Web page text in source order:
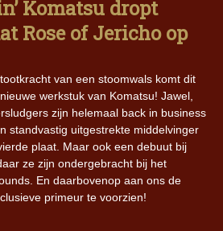
Komatsu dropt
Rose of Jericho op
van een stoomwals komt dit
werkstuk van Komatsu! Jawel,
zijn helemaal back in business
standvastig uitgestrekte middelvinger
plaat. Maar ook een debuut bij
ze zijn ondergebracht bij het
En daarbovenop aan ons de
primeur te voorzien!